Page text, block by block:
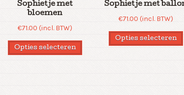
Sophietje met
bloemen
€71.00 (incl. BTW)
Opties selecteren
Sophietje met
€71.00 (incl. BTW)
Opties selecteren